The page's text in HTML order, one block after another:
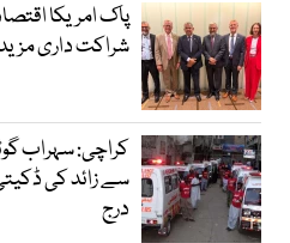
پاک امریکا
شراکت داری مزید
درج